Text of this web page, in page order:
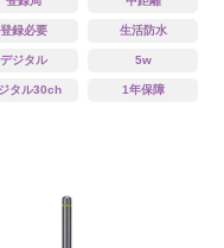
登録必要 生活防水
デジタル 5w
タル30ch 1年保障